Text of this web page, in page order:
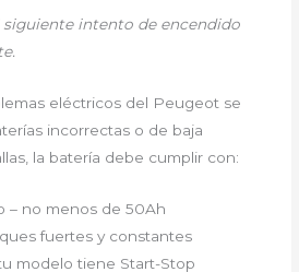
siguiente intento de encendido
eléctricos del Peugeot se
incorrectas o de baja
la batería debe cumplir con:
⁠–⁠ no menos de 50Ah
fuertes y constantes
modelo tiene Start-Stop